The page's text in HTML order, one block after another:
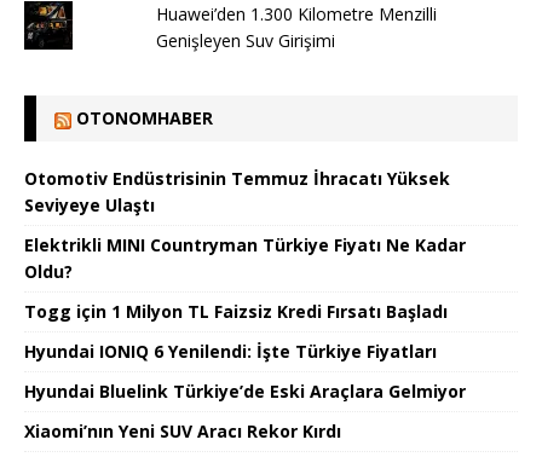
Huawei’den 1.300 Kilometre Menzilli
Genişleyen Suv Girişimi
OTONOMHABER
Otomotiv Endüstrisinin Temmuz İhracatı Yüksek
Seviyeye Ulaştı
Elektrikli MINI Countryman Türkiye Fiyatı Ne Kadar
Oldu?
Togg için 1 Milyon TL Faizsiz Kredi Fırsatı Başladı
Hyundai IONIQ 6 Yenilendi: İşte Türkiye Fiyatları
Hyundai Bluelink Türkiye’de Eski Araçlara Gelmiyor
Xiaomi’nın Yeni SUV Aracı Rekor Kırdı